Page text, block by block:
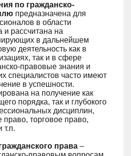
по гражданско-
предназначена для
в области
и рассчитана на
в дальнейшем
деятельность как в
так и в сфере
правовые знания и
специалистов часто имеют
в успешности.
на получение как
порядка, так и глубокого
дисциплин,
право, торговое право,
т.п.
права –